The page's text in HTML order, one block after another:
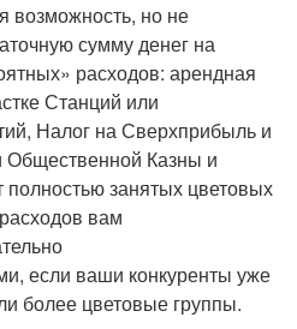
возможность, но не
сумму денег на
расходов: арендная
Станций или
Налог на Сверхприбыль и
Общественной Казны и
занятых цветовых
вам
если ваши конкуренты уже
более цветовые группы.